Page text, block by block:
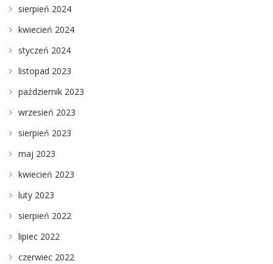
sierpień 2024
kwiecień 2024
styczeń 2024
listopad 2023
październik 2023
wrzesień 2023
sierpień 2023
maj 2023
kwiecień 2023
luty 2023
sierpień 2022
lipiec 2022
czerwiec 2022